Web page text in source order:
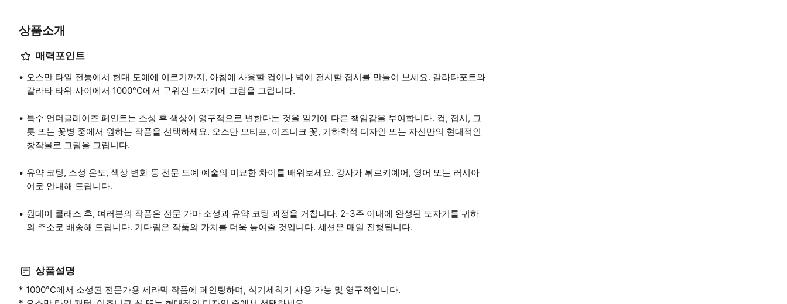
상품소개
매력포인트
오스만 타일 전통에서 현대 도예에 이르기까지, 아침에 사용할 컵이나 벽에 전시할 접시를 만들어 보세요. 갈라타포트와
갈라타 타워 사이에서 1000°C에서 구워진 도자기에 그림을 그립니다.
특수 언더글레이즈 페인트는 소성 후 색상이 영구적으로 변한다는 것을 알기에 다른 책임감을 부여합니다. 컵, 접시, 그
릇 또는 꽃병 중에서 원하는 작품을 선택하세요. 오스만 모티프, 이즈니크 꽃, 기하학적 디자인 또는 자신만의 현대적인
창작물로 그림을 그립니다.
유약 코팅, 소성 온도, 색상 변화 등 전문 도예 예술의 미묘한 차이를 배워보세요. 강사가 튀르키예어, 영어 또는 러시아
어로 안내해 드립니다.
원데이 클래스 후, 여러분의 작품은 전문 가마 소성과 유약 코팅 과정을 거칩니다. 2-3주 이내에 완성된 도자기를 귀하
의 주소로 배송해 드립니다. 기다림은 작품의 가치를 더욱 높여줄 것입니다. 세션은 매일 진행됩니다.
상품설명
* 1000°C에서 소성된 전문가용 세라믹 작품에 페인팅하며, 식기세척기 사용 가능 및 영구적입니다.